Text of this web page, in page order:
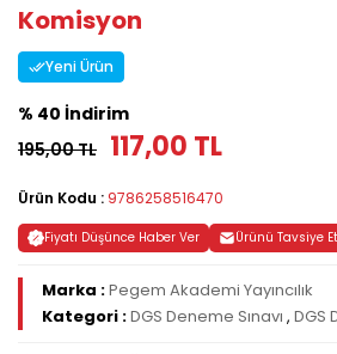
Komisyon
Yeni Ürün
% 40 İndirim
195,00 TL 117,00 TL
Ürün Kodu : 9786258516470
Fiyatı Düşünce Haber Ver Ürünü Tavsiye Et
Marka :Pegem Akademi Yayıncılık
Kategori :DGS Deneme Sınavı , DGS